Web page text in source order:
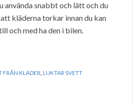
använda snabbt och lätt och du
kläderna torkar innan du kan
och med ha den i bilen.
FRÅN KLÄDER,LUKTAR SVETT